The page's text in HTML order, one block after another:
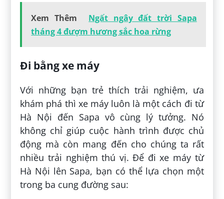
Xem Thêm
Ngất ngây đất trời Sapa
tháng 4 đượm hương sắc hoa rừng
Đi bằng xe máy
Với những bạn trẻ thích trải nghiệm, ưa
khám phá thì xe máy luôn là một cách đi từ
Hà Nội đến Sapa vô cùng lý tưởng. Nó
không chỉ giúp cuộc hành trình được chủ
động mà còn mang đến cho chúng ta rất
nhiều trải nghiệm thú vị. Để đi xe máy từ
Hà Nội lên Sapa, bạn có thể lựa chọn một
trong ba cung đường sau: